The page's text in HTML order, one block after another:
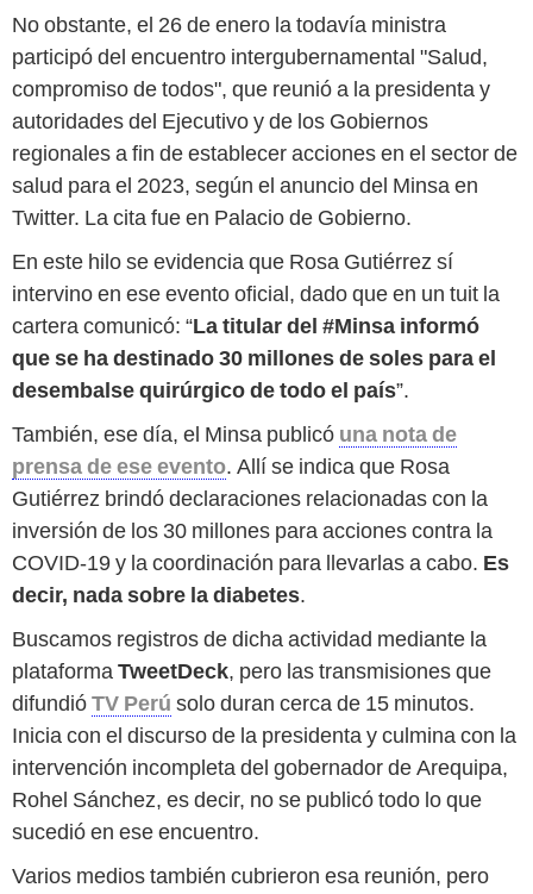
No obstante, el 26 de enero la todavía ministra
participó del encuentro intergubernamental "Salud,
compromiso de todos", que reunió a la presidenta y
autoridades del Ejecutivo y de los Gobiernos
regionales a fin de establecer acciones en el sector de
salud para el 2023, según el anuncio del Minsa en
Twitter. La cita fue en Palacio de Gobierno.
En este hilo se evidencia que Rosa Gutiérrez sí
intervino en ese evento oficial, dado que en un tuit la
cartera comunicó: “La titular del #Minsa informó
que se ha destinado 30 millones de soles para el
desembalse quirúrgico de todo el país”.
También, ese día, el Minsa publicó una nota de
prensa de ese evento. Allí se indica que Rosa
Gutiérrez brindó declaraciones relacionadas con la
inversión de los 30 millones para acciones contra la
COVID-19 y la coordinación para llevarlas a cabo. Es
decir, nada sobre la diabetes.
Buscamos registros de dicha actividad mediante la
plataformaTweetDeck, pero las transmisiones que
difundióTV Perú solo duran cerca de 15 minutos.
Inicia con el discurso de la presidenta y culmina con la
intervención incompleta del gobernador de Arequipa,
Rohel Sánchez, es decir, no se publicó todo lo que
sucedió en ese encuentro.
Varios medios también cubrieron esa reunión, pero